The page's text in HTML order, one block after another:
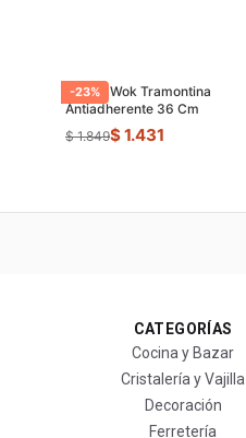
-23%
Sarten Wok Tramontina
Antiadherente 36 Cm
$ 1.849$ 1.431
CATEGORÍAS
Cocina y Bazar
Cristalería y Vajilla
Decoración
Ferretería